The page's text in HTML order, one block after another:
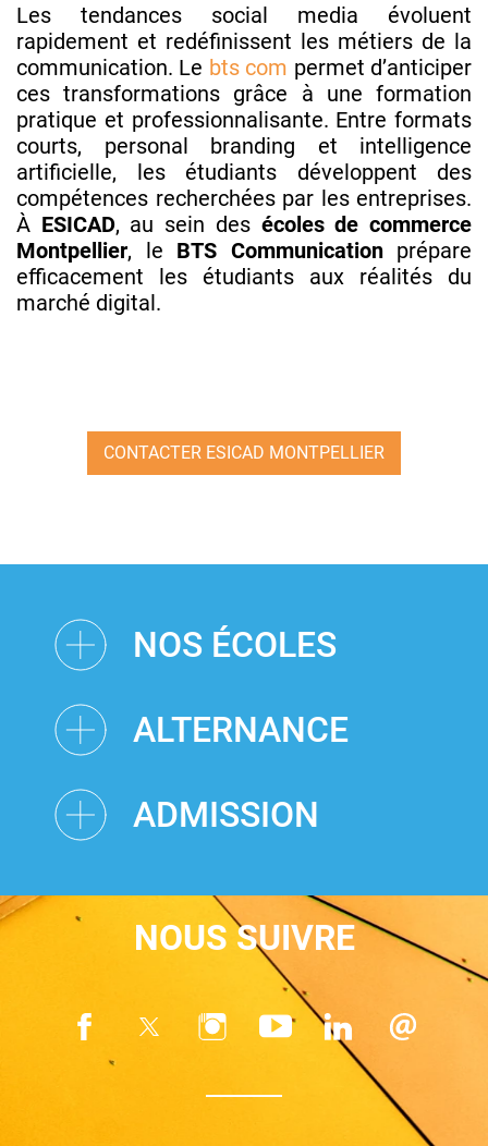
Les tendances social media évoluent
rapidement et redéfinissent les métiers de la
communication. Le bts com permet d’anticiper
ces transformations grâce à une formation
pratique et professionnalisante. Entre formats
courts, personal branding et intelligence
artificielle, les étudiants développent des
compétences recherchées par les entreprises.
À ESICAD, au sein des écoles de commerce
Montpellier, le BTS Communicationprépare
efficacement les étudiants aux réalités du
marché digital.
CONTACTER ESICAD MONTPELLIER
NOS ÉCOLES
ALTERNANCE
ADMISSION
NOUS SUIVRE